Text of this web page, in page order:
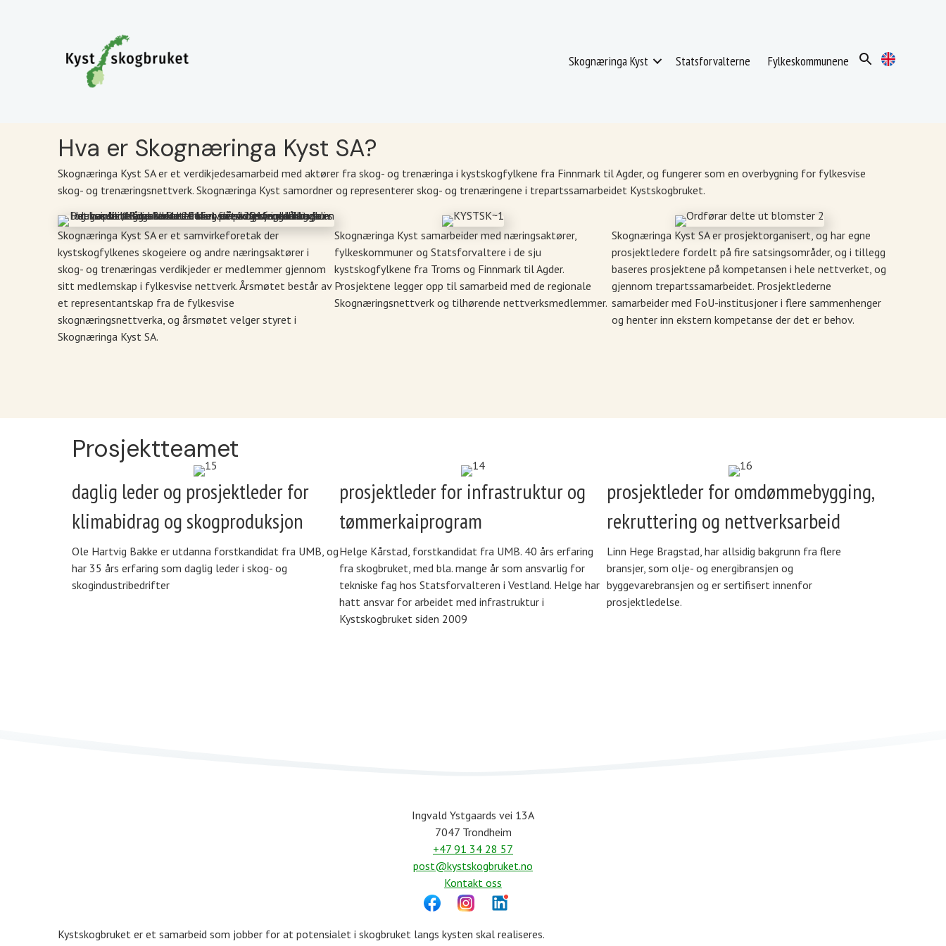
Skognæringa Kyst Statsforvalterne Fylkeskommunene
Hva er Skognæringa Kyst SA?
Skognæringa Kyst SA er et verdikjedesamarbeid med aktører fra skog- og trenæringa i kystskogfylkene fra Finnmark til Agder, og fungerer som en overbygning for fylkesvise
skog- og trenæringsnettverk. Skognæringa Kyst samordner og representerer skog- og trenæringene i trepartssamarbeidet Kystskogbruket.
Skognæringa Kyst SA er et samvirkeforetak der
kystskogfylkenes skogeiere og andre næringsaktører i
skog- og trenæringas verdikjeder er medlemmer gjennom
sitt medlemskap i fylkesvise nettverk. Årsmøtet består av
et representantskap fra de fylkesvise
skognæringsnettverka, og årsmøtet velger styret i
Skognæringa Kyst SA.
Skognæringa Kyst samarbeider med næringsaktører,
fylkeskommuner og Statsforvaltere i de sju
kystskogfylkene fra Troms og Finnmark til Agder.
Prosjektene legger opp til samarbeid med de regionale
Skognæringsnettverk og tilhørende nettverksmedlemmer.
Skognæringa Kyst SA er prosjektorganisert, og har egne
prosjektledere fordelt på fire satsingsområder, og i tillegg
baseres prosjektene på kompetansen i hele nettverket, og
gjennom trepartssamarbeidet. Prosjektlederne
samarbeider med FoU-institusjoner i flere sammenhenger
og henter inn ekstern kompetanse der det er behov.
Prosjektteamet
daglig leder og prosjektleder for
klimabidrag og skogproduksjon
Ole Hartvig Bakke er utdanna forstkandidat fra UMB, og
har 35 års erfaring som daglig leder i skog- og
skogindustribedrifter
prosjektleder for infrastruktur og
tømmerkaiprogram
Helge Kårstad, forstkandidat fra UMB. 40 års erfaring
fra skogbruket, med bla. mange år som ansvarlig for
tekniske fag hos Statsforvalteren i Vestland. Helge har
hatt ansvar for arbeidet med infrastruktur i
Kystskogbruket siden 2009
prosjektleder for omdømmebygging,
rekruttering og nettverksarbeid
Linn Hege Bragstad, har allsidig bakgrunn fra flere
bransjer, som olje- og energibransjen og
byggevarebransjen og er sertifisert innenfor
prosjektledelse.
Ingvald Ystgaards vei 13A
7047 Trondheim
+47 91 34 28 57
post@kystskogbruket.no
Kontakt oss
Kystskogbruket er et samarbeid som jobber for at potensialet i skogbruket langs kysten skal realiseres.